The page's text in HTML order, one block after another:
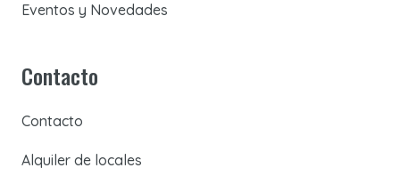
Eventos y Novedades
Contacto
Contacto
Alquiler de locales